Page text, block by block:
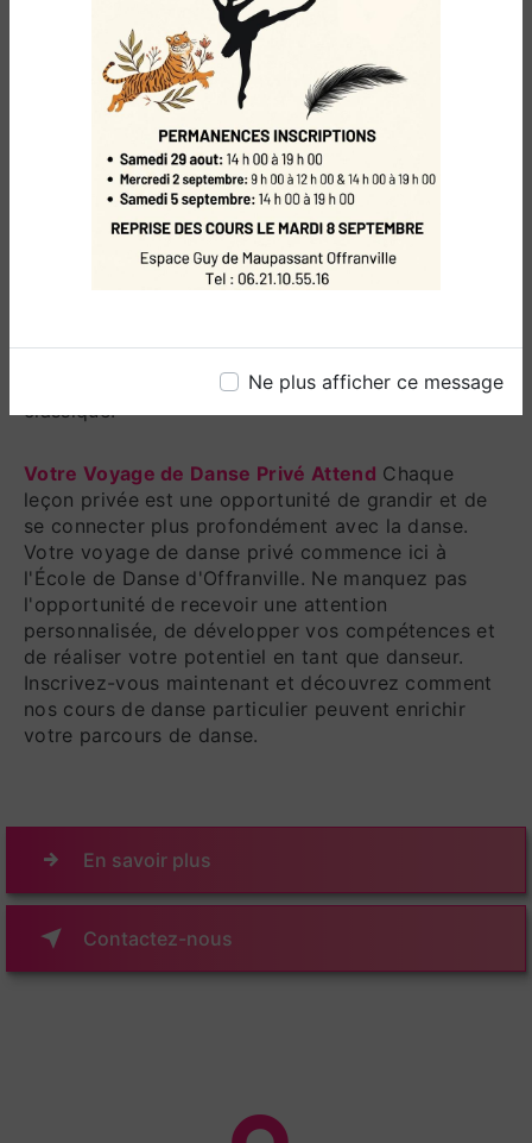
Ne plus afficher ce message
l'enseignement. Leur expertise et leur dévouement
à l'art de la danse garantissent que chaque leçon
est enrichissante et engageante. Ils créent un
environnement d'apprentissage positif où vous
pouvez vous sentir à l'aise pour poser des
questions, explorer et grandir.
Inscrivez-vous pour une Expérience
PersonnaliséeSi vous êtes prêt à découvrir les
avantages de l'apprentissage personnalisé avec
nos cours de danse particulier, l'École de Danse
vos objectifs et l'exploration profonde de la danse
classique.
Votre Voyage de Danse Privé Attend Chaque
leçon privée est une opportunité de grandir et de
se connecter plus profondément avec la danse.
Votre voyage de danse privé commence ici à
l'École de Danse d'Offranville. Ne manquez pas
l'opportunité de recevoir une attention
personnalisée, de développer vos compétences et
de réaliser votre potentiel en tant que danseur.
Inscrivez-vous maintenant et découvrez comment
nos cours de danse particulier peuvent enrichir
votre parcours de danse.
En savoir plus
Contactez-nous